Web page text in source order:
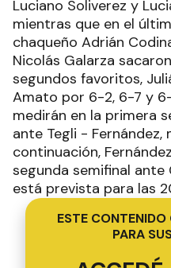
Luciano Soliverez y
mientras que en el
chaqueño Adrián
Nicolás Galarza
segundos favoritos,
Amato por 6-2, 6-7 y
medirán en la primera
ante Tegli - Fernández,
continuación,
segunda semifinal ante
está prevista para las
ESTE
PARA